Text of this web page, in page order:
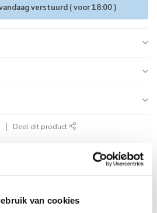
van cookies
verstuurd ( voor 18:00 )
Deel dit product
Reseller